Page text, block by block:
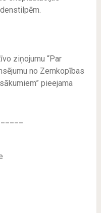
ziņojumu “Par
no Zemkopības
pieejama